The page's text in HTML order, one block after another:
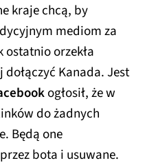
kraje chcą, by
mediom za
orzekła
dołączyć Kanada. Jest
ogłosił, że w
do żadnych
Będą one
bota i usuwane.